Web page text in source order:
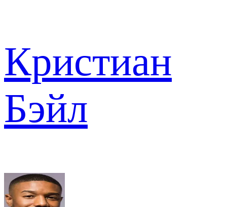
Кристиан
Бэйл